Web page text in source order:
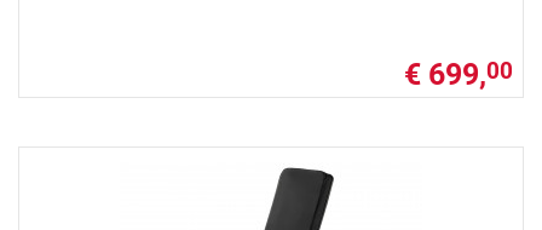
€ 699,00